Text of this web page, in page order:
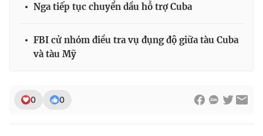
Nga tiếp tục chuyển dầu hỗ trợ Cuba
FBI cử nhóm điều tra vụ đụng độ giữa tàu Cuba
và tàu Mỹ
0 0